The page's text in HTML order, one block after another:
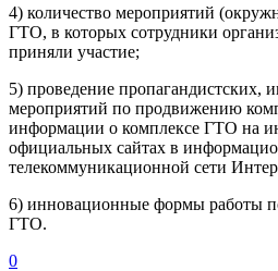
4) количество мероприятий
ГТО, в которых сотрудники
приняли участие;
5) проведение пропагандистских,
мероприятий по продвижению
информации о комплексе ГТО на
официальных сайтах в
телекоммуникационной сети
6) инновационные формы работы
ГТО.
0